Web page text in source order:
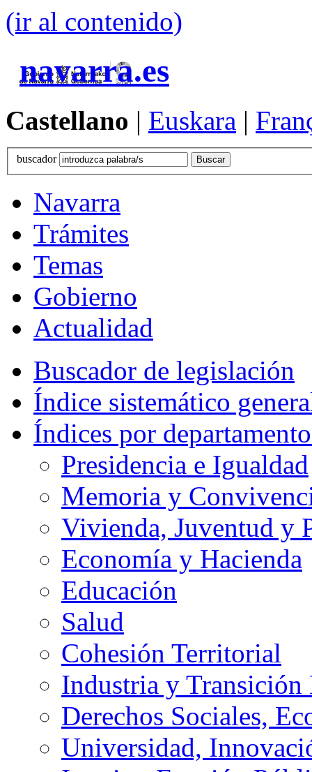
(ir al contenido)
navarra.es
Castellano | Euskara |
buscador
Navarra
Trámites
Temas
Gobierno
Actualidad
Buscador de legislación
Índice sistemático
Índices por
Presidencia e Igualdad
Memoria y
Vivienda, Juventud y
Economía y Hacienda
Educación
Salud
Cohesión Territorial
Industria y
Derechos Sociales,
Universidad,